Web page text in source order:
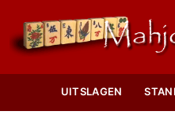
UITSLAGEN